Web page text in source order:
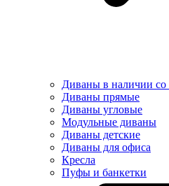
Диваны в наличии со
Диваны прямые
Диваны угловые
Модульные диваны
Диваны детские
Диваны для офиса
Кресла
Пуфы и банкетки